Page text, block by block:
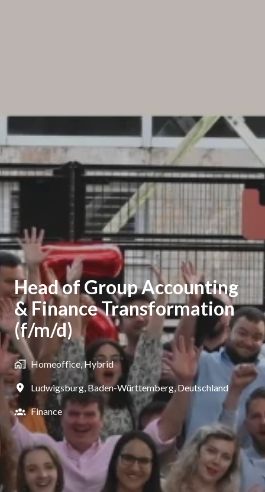
Head of Group Accounting
& Finance Transformation
(f/m/d)
Homeoffice, Hybrid
Ludwigsburg, Baden-Württemberg, Deutschland
Finance